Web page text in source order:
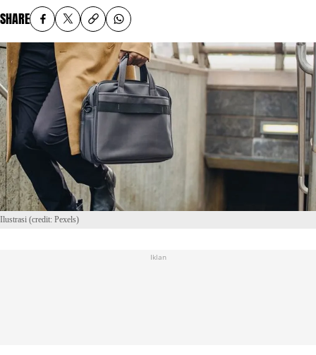
SHARE
Ilustrasi (credit: Pexels)
Iklan